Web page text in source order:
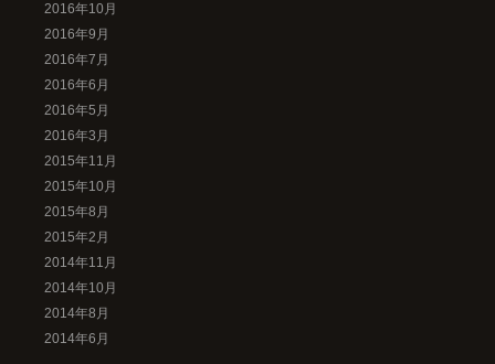
2016年10月
2016年9月
2016年7月
2016年6月
2016年5月
2016年3月
2015年11月
2015年10月
2015年8月
2015年2月
2014年11月
2014年10月
2014年8月
2014年6月